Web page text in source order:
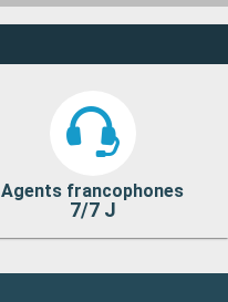
Agents francophones
7/7 J